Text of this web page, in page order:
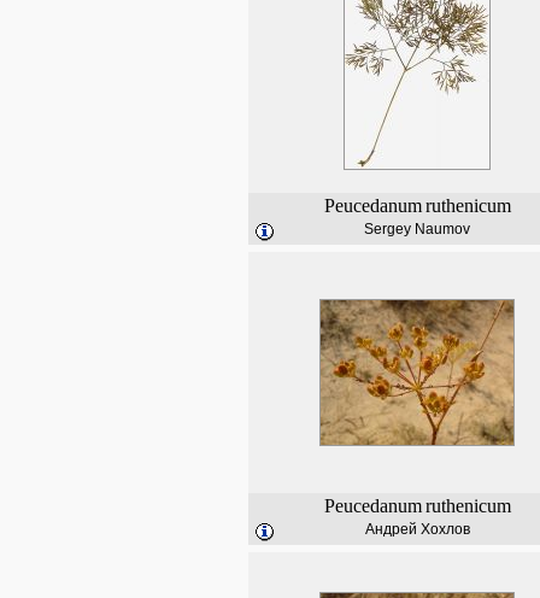
Peucedanum ruthenicum
Sergey Naumov
Peucedanum ruthenicum
Андрей Хохлов